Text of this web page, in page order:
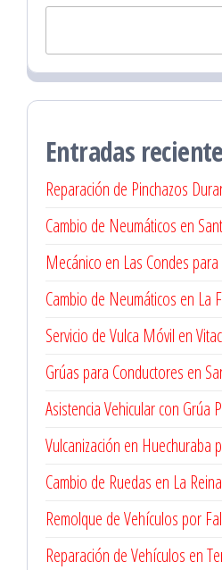
Entradas
Reparación de Pinchazos
Cambio de Neumáticos en
Mecánico en Las Condes
Cambio de Neumáticos en La
Servicio de Vulca Móvil en
Grúas para Conductores en
Asistencia Vehicular con Grúa
Vulcanización en Huechuraba
Cambio de Ruedas en La
Remolque de Vehículos por
Reparación de Vehículos en